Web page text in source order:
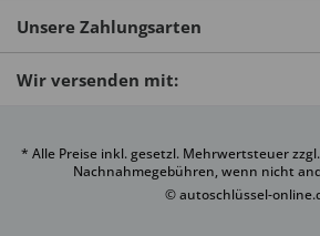
Unsere Zahlungsarten
Wir versenden mit:
* Alle Preise inkl. gesetzl. Mehrwertsteuer zzgl.
Nachnahmegebühren, wenn nicht
© autoschlüssel-